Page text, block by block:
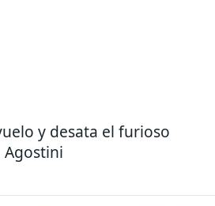
y desata el furioso
Agostini